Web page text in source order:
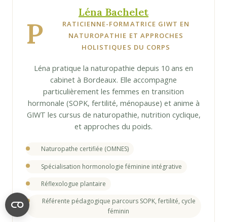
Léna Bachelet
P
RATICIENNE-FORMATRICE GIWT EN
NATUROPATHIE ET APPROCHES
HOLISTIQUES DU CORPS
Léna pratique la naturopathie depuis 10 ans en
cabinet à Bordeaux. Elle accompagne
particulièrement les femmes en transition
hormonale (SOPK, fertilité, ménopause) et anime à
GIWT les cursus de naturopathie, nutrition cyclique,
et approches du poids.
Naturopathe certifiée (OMNES)
Spécialisation hormonologie féminine intégrative
Réflexologue plantaire
Référente pédagogique parcours SOPK, fertilité, cycle
féminin